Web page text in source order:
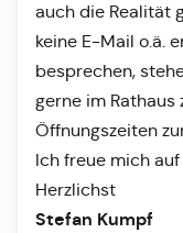
auch die Realität
keine E-Mail o.ä.
besprechen,
gerne im Rathaus
Öffnungszeiten
Ich freue mich auf
Herzlichst
Stefan Kumpf